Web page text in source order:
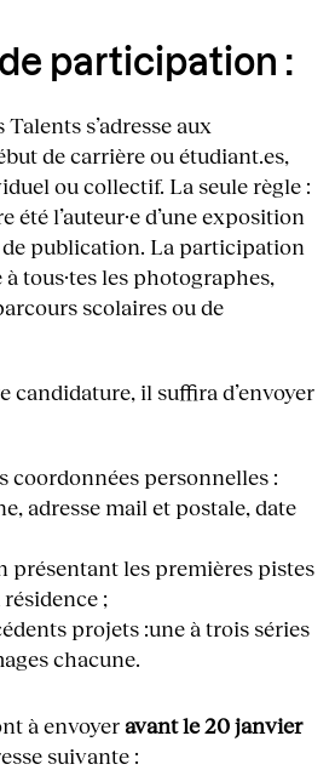
participation :
s’adresse aux
de carrière ou étudiant.es,
ou collectif. La seule règle :
été l’auteur·e d’une exposition
publication. La participation
tous·tes les photographes,
scolaires ou de
candidature, il suffira d’envoyer
coordonnées personnelles :
adresse mail et postale, date
présentant les premières pistes
;
projets :une à trois séries
chacune.
à envoyer avant le 20 janvier
suivante :